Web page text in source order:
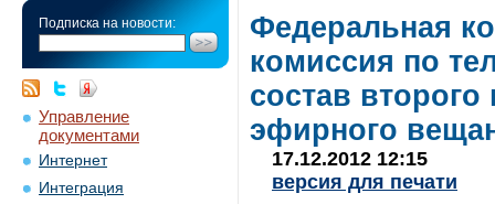
Подписка на новости:
Управление
документами
Интернет
Интеграция
Федеральная
комиссия по
состав
эфирного
17.12.2012 12:15
версия для печати